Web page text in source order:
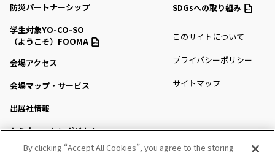
防災パートナーシップ
学生対象YO-CO-SO
（ようこそ）FOOMA
会場アクセス
会場マップ・サービス
出展社情報
セミナー・シンポジウム
SDGsへの取り組み
このサイトについて
プライバシーポリシー
サイトマップ
By clicking “Accept All Cookies”, you agree to the storing